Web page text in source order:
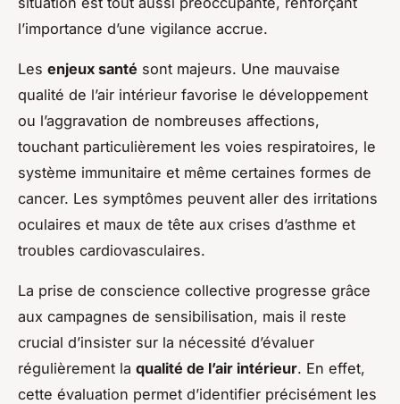
l’importance d’une vigilance accrue.
Les enjeux santé sont majeurs. Une mauvaise
qualité de l’air intérieur favorise le développement
ou l’aggravation de nombreuses affections,
touchant particulièrement les voies respiratoires, le
système immunitaire et même certaines formes de
cancer. Les symptômes peuvent aller des irritations
oculaires et maux de tête aux crises d’asthme et
troubles cardiovasculaires.
La prise de conscience collective progresse grâce
aux campagnes de sensibilisation, mais il reste
crucial d’insister sur la nécessité d’évaluer
régulièrement la qualité de l’air intérieur. En effet,
cette évaluation permet d’identifier précisément les